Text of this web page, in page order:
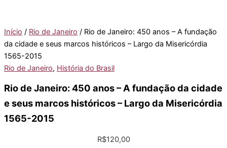
Início / Rio de Janeiro / Rio de Janeiro: 450 anos – A fundação
da cidade e seus marcos históricos – Largo da Misericórdia
1565-2015
Rio de Janeiro, História do Brasil
Rio de Janeiro: 450 anos – A fundação da cidade
e seus marcos históricos – Largo da Misericórdia
1565-2015
R$120,00